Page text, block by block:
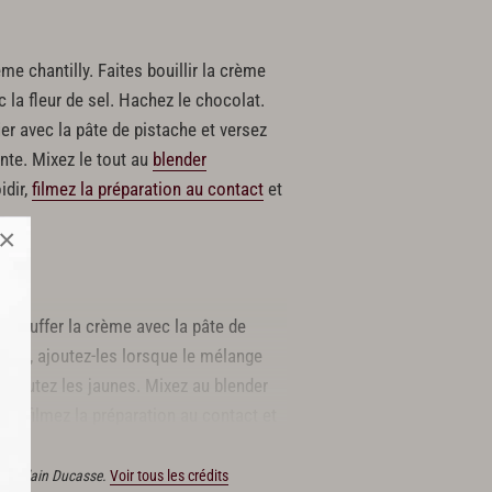
×
chantilly. Faites bouillir la crème
la fleur de sel. Hachez le chocolat.
avec la pâte de pistache et versez
Mixez le tout au blender
filmez la préparation au contactet
la crème avec la pâte de
ajoutez-les lorsque le mélange
les jaunes. Mixez au blender
Alain Ducasse. Voir tous les crédits